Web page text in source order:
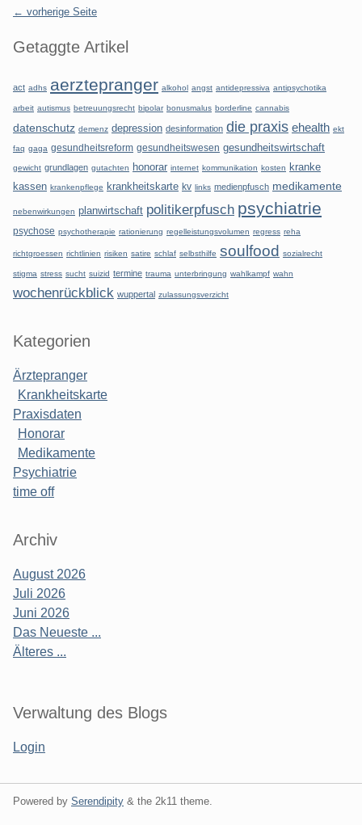
← vorherige Seite
Seitenleiste
Getaggte Artikel
act adhs aerztepranger alkohol angst antidepressiva antipsychotika
arbeit autismus betreuungsrecht bipolar bonusmalus borderline cannabis
datenschutz demenz depression desinformation die praxis ehealth ekt
faq gaga gesundheitsreform gesundheitswesen gesundheitswirtschaft
gewicht grundlagen gutachten honorar internet kommunikation kosten
kranke
kassen krankenpflege krankheitskarte kv links medienpfusch medikamente
nebenwirkungen planwirtschaft politikerpfusch psychiatrie
psychose psychotherapie rationierung regelleistungsvolumen regress reha
richtgroessen richtlinien risiken satire schlaf selbsthilfe soulfood sozialrecht
stigma stress sucht suizid termine trauma unterbringung wahlkampf wahn
wochenrückblick wuppertal zulassungsverzicht
Kategorien
Ärztepranger
Krankheitskarte
Praxisdaten
Honorar
Medikamente
Psychiatrie
time off
Archiv
August 2026
Juli 2026
Juni 2026
Das Neueste ...
Älteres ...
Verwaltung des Blogs
Login
Powered by Serendipity & the 2k11 theme.